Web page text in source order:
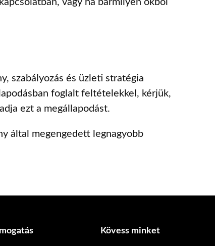
vagy ha bármilyen okból
szabályozás és üzleti stratégia
foglalt feltételekkel, kérjük,
ezt a megállapodást.
által megengedett legnagyobb
Kövess minket